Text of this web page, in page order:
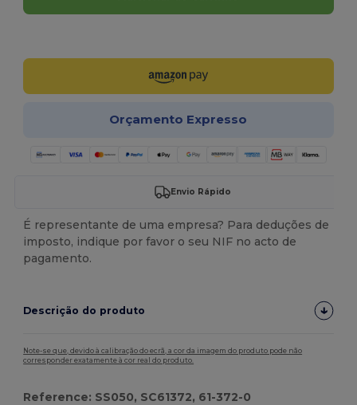
Orçamento Expresso
Envio Rápido
É representante de uma empresa? Para deduções de
imposto, indique por favor o seu NIF no acto de
pagamento.
Descrição do produto
Note-se que, devido à calibração do ecrã, a cor da imagem do produto pode não
corresponder exatamente à cor real do produto.
Reference: SS050, SC61372, 61-372-0